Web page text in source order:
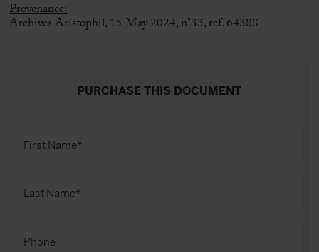
Provenance:
Archives Aristophil, 15 May 2024, n°33, ref. 64388
PURCHASE THIS DOCUMENT